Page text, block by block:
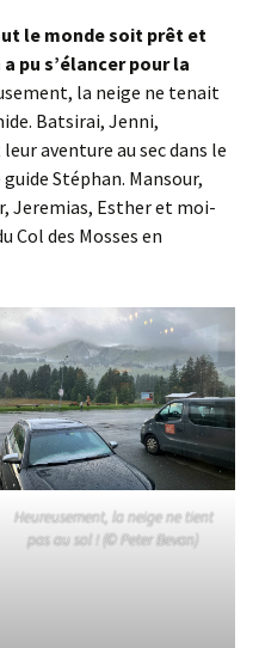
le monde soit prêt et
pu s’élancer pour la
la neige ne tenait
Batsirai, Jenni,
aventure au sec dans le
Stéphan. Mansour,
Jeremias, Esther et moi-
Col des Mosses en
Heureusement, la neige ne tient
pas au sol ! (© Peter Bevan)